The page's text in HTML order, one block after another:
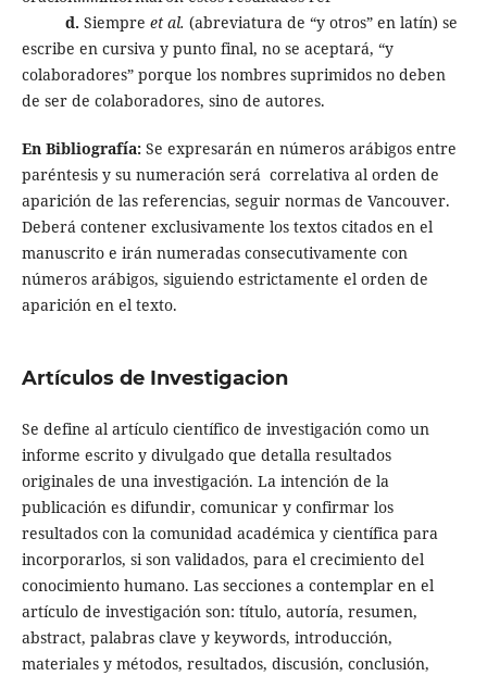
d. Siempre et al. (abreviatura de “y otros” en latín) se
escribe en cursiva y punto final, no se aceptará, “y
colaboradores” porque los nombres suprimidos no deben
de ser de colaboradores, sino de autores.
En Bibliografía: Se expresarán en números arábigos entre
paréntesis y su numeración será correlativa al orden de
aparición de las referencias, seguir normas de Vancouver.
Deberá contener exclusivamente los textos citados en el
manuscrito e irán numeradas consecutivamente con
números arábigos, siguiendo estrictamente el orden de
aparición en el texto.
Artículos de Investigacion
Se define al artículo científico de investigación como un
informe escrito y divulgado que detalla resultados
originales de una investigación. La intención de la
publicación es difundir, comunicar y confirmar los
resultados con la comunidad académica y científica para
incorporarlos, si son validados, para el crecimiento del
conocimiento humano. Las secciones a contemplar en el
artículo de investigación son: título, autoría, resumen,
abstract, palabras clave y keywords, introducción,
materiales y métodos, resultados, discusión, conclusión,